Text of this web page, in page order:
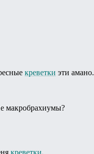
креветки эти амано.
макробрахиумы?
креветки.